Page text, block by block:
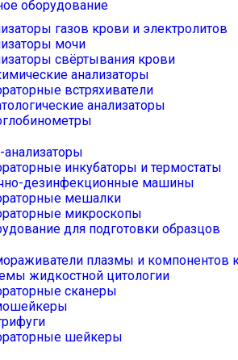
оборудование
газов крови и электролитов
мочи
свёртывания крови
анализаторы
встряхиватели
анализаторы
инкубаторы и термостаты
дезинфекционные машины
мешалки
микроскопы
для подготовки образцов
плазмы и компонентов
жидкостной цитологии
сканеры
шейкеры